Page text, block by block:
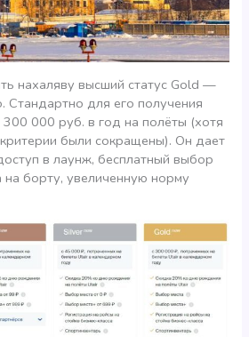
нахаляву высший статус Gold —
Стандартно для его получения
300 000 руб. в год на полёты (хотя
были сокращены). Он дает
в лаунж, бесплатный выбор
на борту, увеличенную норму